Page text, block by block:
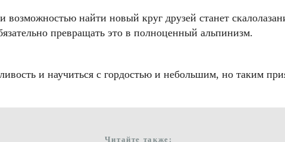
возможностью найти новый круг друзей станет
превращать это в полноценный альпинизм.
и научиться с гордостью и небольшим, но таким
Читайте также: